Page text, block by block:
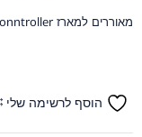
מאוררים למארז Antec Fusion 120mm ARGB 5 PACK Fan And Conntroller
הוסף לרשימה שלי